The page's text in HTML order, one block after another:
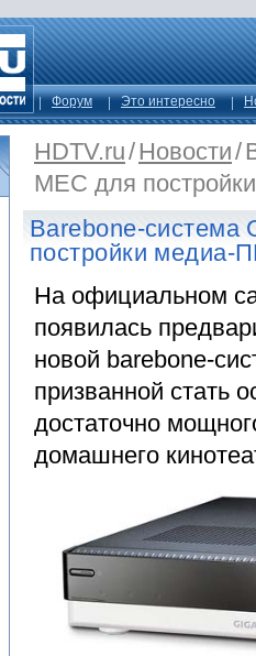
Форум Это интересно
HDTV.ru/Новости/
MEC для
Barebone-система
постройки медиа-
На официальном
появилась
новой barebone-
призванной стать
достаточно
домашнего